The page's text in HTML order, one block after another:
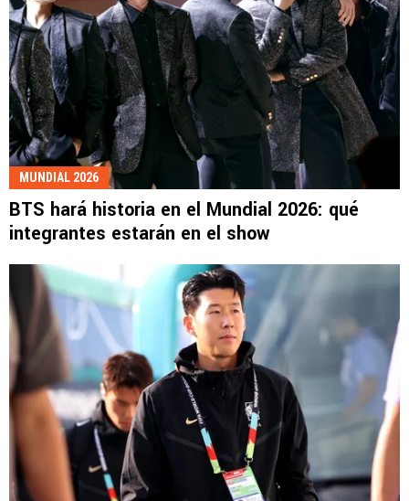
MUNDIAL 2026
BTS hará historia en el Mundial 2026: qué
integrantes estarán en el show